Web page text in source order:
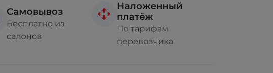
Самовывоз
Бесплатно из
салонов
Наложенный
платёж
По тарифам
перевозчика